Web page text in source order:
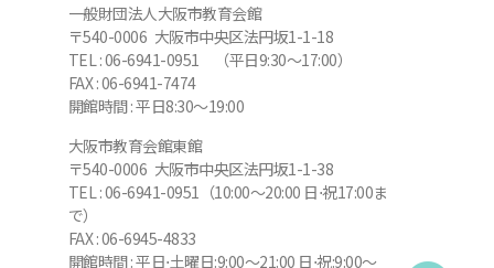
一般財団法人大阪市教育会館
〒540-0006 大阪市中央区法円坂1-1-18
TEL : 06-6941-0951 （平日9:30～17:00）
FAX : 06-6941-7474
開館時間 : 平日8:30～19:00
大阪市教育会館東館
〒540-0006 大阪市中央区法円坂1-1-38
TEL : 06-6941-0951（10:00～20:00 日⋅祝17:00ま
で）
FAX : 06-6945-4833
開館時間 : 平日⋅土曜日:9:00～21:00 日⋅祝:9:00～